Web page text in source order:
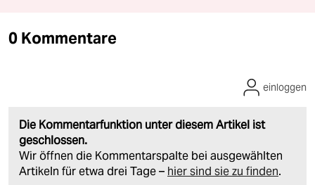
0 Kommentare
Die Kommentarfunktion unter diesem Artikel ist
geschlossen.
Wir öffnen die Kommentarspalte bei ausgewählten
Artikeln für etwa drei Tage – hier sind sie zu finden.
einloggen